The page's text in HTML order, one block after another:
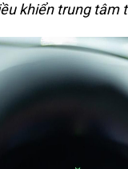
khiển trung tâm